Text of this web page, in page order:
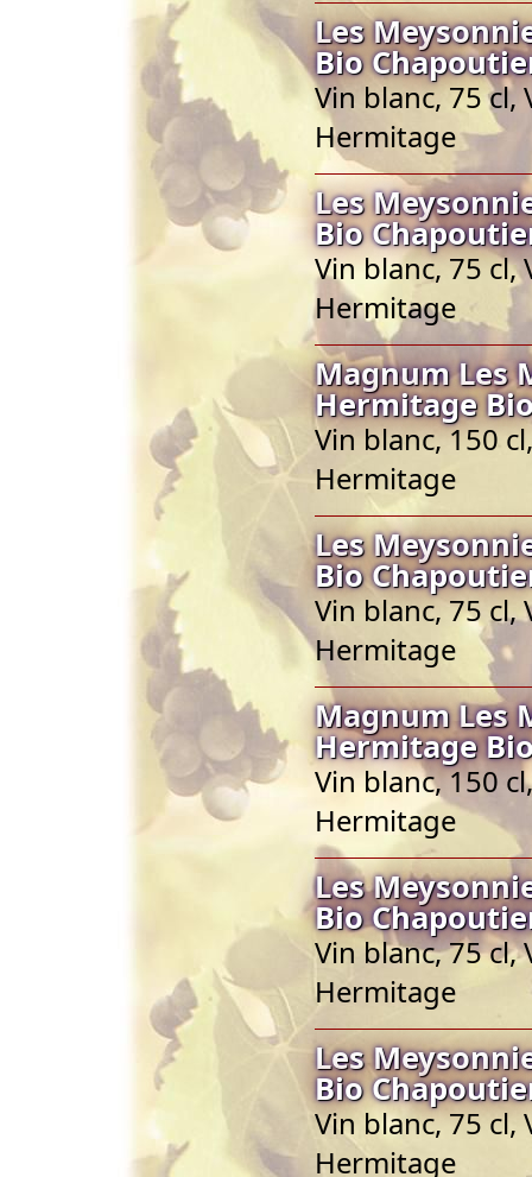
Les
Bio
Vin blanc, 75 cl,
Hermitage
Les
Bio
Vin blanc, 75 cl,
Hermitage
Magnum Les
Hermitage
Vin blanc, 150
Hermitage
Les
Bio
Vin blanc, 75 cl,
Hermitage
Magnum Les
Hermitage
Vin blanc, 150
Hermitage
Les
Bio
Vin blanc, 75 cl,
Hermitage
Les
Bio
Vin blanc, 75 cl,
Hermitage